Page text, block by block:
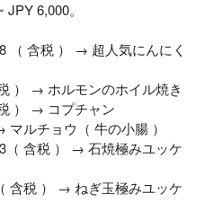
6,000。
（ 含税 ） → 超人気にんにく
） → ホルモンのホイル焼き
） → コプチャン
ルチョウ（ 牛の小腸 ）
含税 ） → 石焼極みユッケ
含税 ） → ねぎ玉極みユッケ